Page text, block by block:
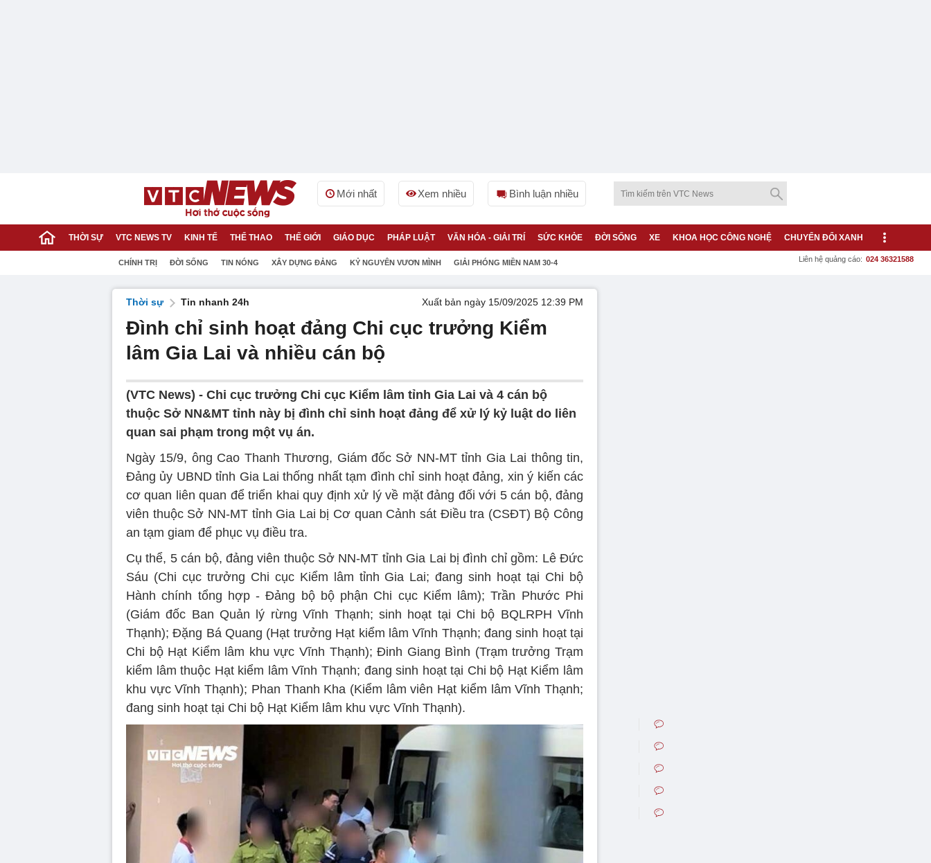
Mới nhất Xem nhiều Bình luận nhiều
THỜI SỰ VTC NEWS TV KINH TẾ THỂ THAO THẾ GIỚI GIÁO DỤC PHÁP LUẬT VĂN HÓA - GIẢI TRÍ SỨC KHỎE ĐỜI SỐNG XE KHOA HỌC CÔNG NGHỆ CHUYỂN ĐỔI XANH
CHÍNH TRỊ ĐỜI SỐNG TIN NÓNG XÂY DỰNG ĐẢNG KỶ NGUYÊN VƯƠN MÌNH GIẢI PHÓNG MIỀN NAM 30-4 Liên hệ quảng cáo: 024 36321588
Thời sự Tin nhanh 24h Xuất bản ngày 15/09/2025 12:39 PM
Đình chỉ sinh hoạt đảng Chi cục trưởng Kiểm
lâm Gia Lai và nhiều cán bộ
(VTC News) - Chi cục trưởng Chi cục Kiểm lâm tỉnh Gia Lai và 4 cán bộ
thuộc Sở NN&MT tỉnh này bị đình chỉ sinh hoạt đảng để xử lý kỷ luật do liên
quan sai phạm trong một vụ án.
Ngày 15/9, ông Cao Thanh Thương, Giám đốc Sở NN-MT tỉnh Gia Lai thông tin,
Đảng ủy UBND tỉnh Gia Lai thống nhất tạm đình chỉ sinh hoạt đảng, xin ý kiến các
cơ quan liên quan để triển khai quy định xử lý về mặt đảng đối với 5 cán bộ, đảng
viên thuộc Sở NN-MT tỉnh Gia Lai bị Cơ quan Cảnh sát Điều tra (CSĐT) Bộ Công
an tạm giam để phục vụ điều tra.
Cụ thể, 5 cán bộ, đảng viên thuộc Sở NN-MT tỉnh Gia Lai bị đình chỉ gồm: Lê Đức
Sáu (Chi cục trưởng Chi cục Kiểm lâm tỉnh Gia Lai; đang sinh hoạt tại Chi bộ
Hành chính tổng hợp - Đảng bộ bộ phận Chi cục Kiểm lâm); Trần Phước Phi
(Giám đốc Ban Quản lý rừng Vĩnh Thạnh; sinh hoạt tại Chi bộ BQLRPH Vĩnh
Thạnh); Đặng Bá Quang (Hạt trưởng Hạt kiểm lâm Vĩnh Thạnh; đang sinh hoạt tại
Chi bộ Hạt Kiểm lâm khu vực Vĩnh Thạnh); Đinh Giang Bình (Trạm trưởng Trạm
kiểm lâm thuộc Hạt kiểm lâm Vĩnh Thạnh; đang sinh hoạt tại Chi bộ Hạt Kiểm lâm
khu vực Vĩnh Thạnh); Phan Thanh Kha (Kiểm lâm viên Hạt kiểm lâm Vĩnh Thạnh;
đang sinh hoạt tại Chi bộ Hạt Kiểm lâm khu vực Vĩnh Thạnh).